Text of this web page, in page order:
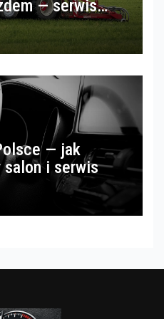
— serwis
— jak
salon i serwis